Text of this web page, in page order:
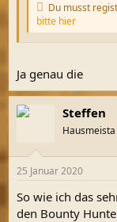
Du musst
bitte hier
Ja genau die
Steffen
Hausmeista
25 Januar 2020
So wie ich das
den Bounty